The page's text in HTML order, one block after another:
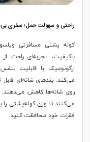
راحتی و سهولت حمل؛ سفری
کوله پشتی مسافرتی
باکیفیت، تجربه‌ای راحت
ارگونومیک با قابلیت
می‌کند. بندهای شانه‌ای قابل
روی شانه‌ها کاهش
می‌کنند تا وزن کوله‌پشتی
فقرات خود محافظت کنید.